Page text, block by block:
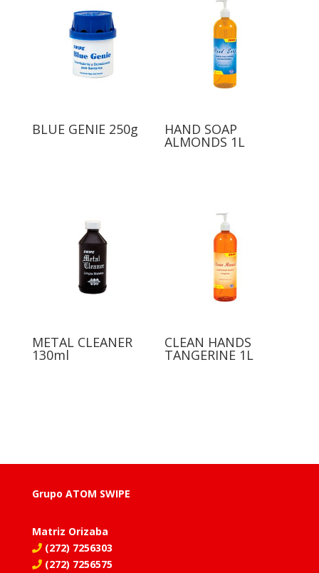
BLUE GENIE 250g HAND SOAP
ALMONDS 1L
METAL CLEANER
130ml
CLEAN HANDS
TANGERINE 1L
Grupo ATOM SWIPE
Matriz Orizaba
(272) 7256303
(272) 7256575